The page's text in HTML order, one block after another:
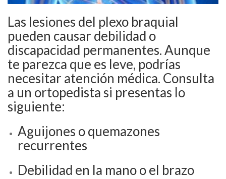
Las lesiones del plexo braquial
pueden causar debilidad o
discapacidad permanentes. Aunque
te parezca que es leve, podrías
necesitar atención médica. Consulta
a un ortopedista si presentas lo
siguiente:
Aguijones o quemazones
recurrentes
Debilidad en la mano o el brazo